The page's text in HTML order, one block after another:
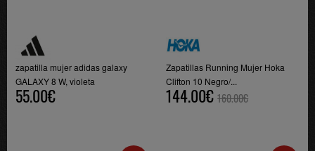
zapatilla mujer adidas galaxy
GALAXY 8 W, violeta
55.00€
Zapatillas Running Mujer Hoka
Clifton 10 Negro/...
144.00€ 160.00€